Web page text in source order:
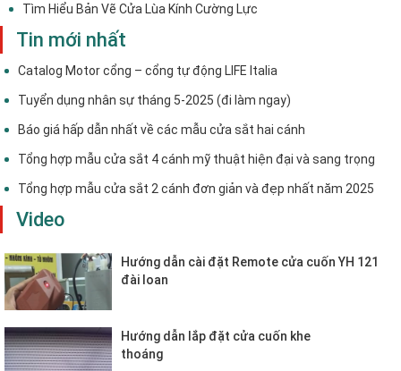
Tìm Hiểu Bản Vẽ Cửa Lùa Kính Cường Lực
Tin mới nhất
Catalog Motor cổng – cổng tự động LIFE Italia
Tuyển dụng nhân sự tháng 5-2025 (đi làm ngay)
Báo giá hấp dẫn nhất về các mẫu cửa sắt hai cánh
Tổng hợp mẫu cửa sắt 4 cánh mỹ thuật hiện đại và sang trọng
Tổng hợp mẫu cửa sắt 2 cánh đơn giản và đẹp nhất năm 2025
Video
Hướng dẫn cài đặt Remote cửa cuốn YH 121
đài loan
Hướng dẫn lắp đặt cửa cuốn khe
thoáng